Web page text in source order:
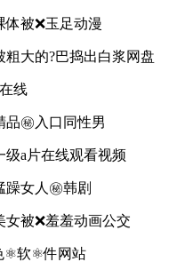
体被❌玉足动漫
粗大的?巴捣出白浆网盘
线
品㊙️入口同性男
级a片在线观看视频
躁女人㊙️韩剧
女被❌羞羞动画公交
⚛️软⚛️件网站